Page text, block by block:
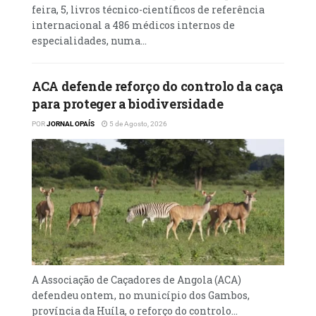
A formação será disponibilizada em formato
digital, facilitando o acesso a programas
Na ocasião, Venceslau Andrade afirmou que
a parceria constitui mais um passo na
missão da FACUL de democratizar o acesso
ao ensino superior de qualidade, criando
novas oportunidades para os angolanos
através da inovação digital.
Segundo o responsável, o objectivo é
aproximar o conhecimento das pessoas,
ultrapassar barreiras geográficas e preparar
profissionais mais qualificados para
responder aos desafios do futuro.
Por sua vez, a reitora da Universidade
feira, 5, livros técnico-científicos de referência
internacional a 486 médicos internos de
especialidades, numa...
ACA defende reforço do controlo da caça
para proteger a biodiversidade
PORJORNAL OPAÍS 5 de Agosto, 2026
A Associação de Caçadores de Angola (ACA)
defendeu ontem, no município dos Gambos,
província da Huíla, o reforço do controlo...